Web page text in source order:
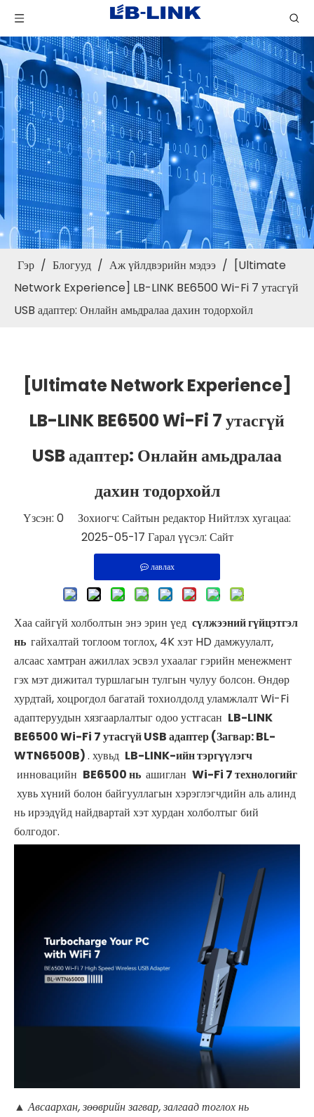
Гэр / Блогууд / Аж үйлдвэрийн мэдээ / [Ultimate
Network Experience] LB-LINK BE6500 Wi-Fi 7 утасгүй
USB адаптер: Онлайн амьдралаа дахин тодорхойл
[Ultimate Network Experience]
LB-LINK BE6500 Wi-Fi 7 утасгүй
USB адаптер: Онлайн амьдралаа
дахин тодорхойл
Үзсэн: 0 Зохиогч: Сайтын редактор Нийтлэх хугацаа:
2025-05-17 Гарал үүсэл: Сайт
лавлах
Хаа сайгүй холболтын энэ эрин үед сүлжээний гүйцэтгэл
нь гайхалтай тоглоом тоглох, 4K хэт HD дамжуулалт,
алсаас хамтран ажиллах эсвэл ухаалаг гэрийн менежмент
гэх мэт дижитал туршлагын тулгын чулуу болсон. Өндөр
хурдтай, хоцрогдол багатай тохиолдолд уламжлалт Wi-Fi
адаптеруудын хязгаарлалтыг одоо устгасан LB-LINK
BE6500 Wi-Fi 7 утасгүй USB адаптер (Загвар: BL-
WTN6500B). хувьд LB-LINK-ийн тэргүүлэгч
инновацийн BE6500 нь ашиглан Wi-Fi 7 технологийг
хувь хүний ​​болон байгууллагын хэрэглэгчдийн аль алинд
нь ирээдүйд найдвартай хэт хурдан холболтыг бий
болгодог.
▲Авсаархан, зөөврийн загвар, залгаад тоглох нь